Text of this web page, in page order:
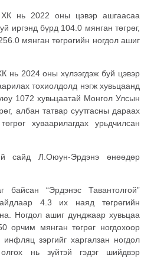
ХК нь 2022 оны цэвэр ашгаасаа
иргэнд бүрд 104.0 мянган төгрөг,
мянган төгрөгийн ногдол ашиг
нь 2024 оны хүлээгдэж буй цэвэр
тохиолдолд нэгж хувьцаанд
1072 хувьцаатай Монгол Улсын
албан татвар суутгасны дараах
хуваарилагдах урьдчилсан
сайд Л.Оюун-Эрдэнэ өнөөдөр
байсан “Эрдэнэс Тавантолгой”
4.3 их наяд төгрөгийн
Ногдол ашиг дунджаар хувьцаа
орчим мянган төгрөг ногдохоор
зэргийг харгалзан ногдол
нь зүйтэй гэдэг шийдвэр